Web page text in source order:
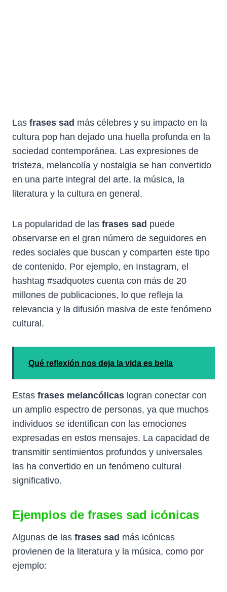
Las frases sad más célebres y su impacto en la
cultura pop han dejado una huella profunda en la
sociedad contemporánea. Las expresiones de
tristeza, melancolía y nostalgia se han convertido
en una parte integral del arte, la música, la
literatura y la cultura en general.
La popularidad de las frases sad puede
observarse en el gran número de seguidores en
redes sociales que buscan y comparten este tipo
de contenido. Por ejemplo, en Instagram, el
hashtag #sadquotes cuenta con más de 20
millones de publicaciones, lo que refleja la
relevancia y la difusión masiva de este fenómeno
cultural.
Qué reflexión nos deja la vida es bella
Estas frases melancólicas logran conectar con
un amplio espectro de personas, ya que muchos
individuos se identifican con las emociones
expresadas en estos mensajes. La capacidad de
transmitir sentimientos profundos y universales
las ha convertido en un fenómeno cultural
significativo.
Ejemplos de frases sad icónicas
Algunas de las frases sad más icónicas
provienen de la literatura y la música, como por
ejemplo: